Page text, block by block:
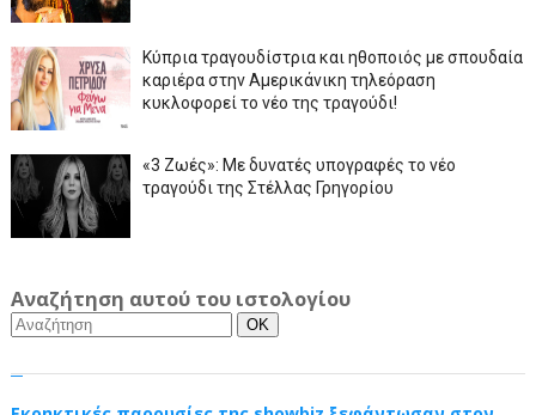
Κύπρια τραγουδίστρια και ηθοποιός με σπουδαία
καριέρα στην Αμερικάνικη τηλεόραση
κυκλοφορεί το νέο της τραγούδι!
«3 Ζωές»: Με δυνατές υπογραφές το νέο
τραγούδι της Στέλλας Γρηγορίου
Αναζήτηση αυτού του ιστολογίου